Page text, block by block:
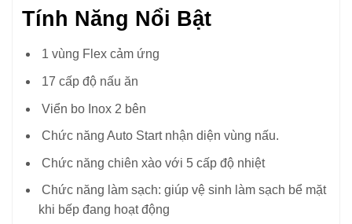
Tính Năng Nổi Bật
1 vùng Flex cảm ứng
17 cấp độ nấu ăn
Viển bo Inox 2 bên
Chức năng Auto Start nhận diện vùng nấu.
Chức năng chiên xào với 5 cấp độ nhiệt
Chức năng làm sạch: giúp vệ sinh làm sạch bể mặt
khi bếp đang hoạt động